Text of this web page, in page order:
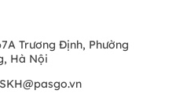
Trương Định, Phường
Hà Nội